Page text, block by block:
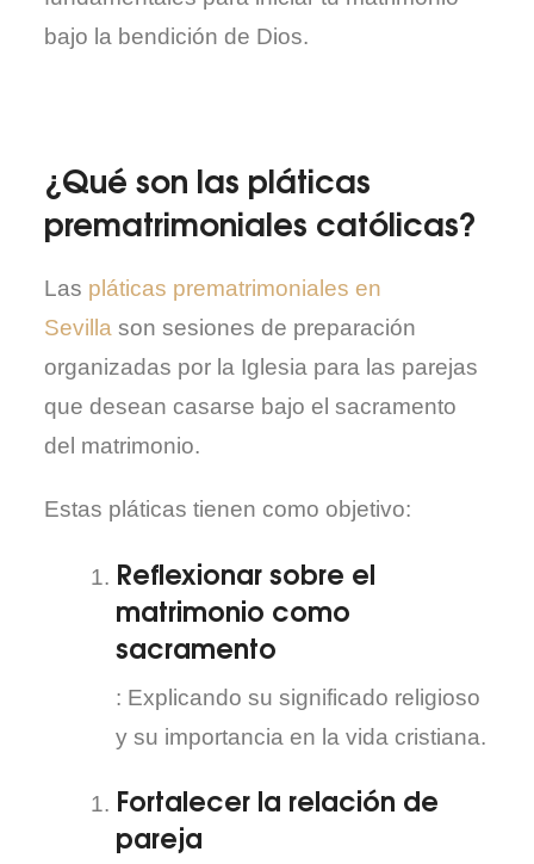
bajo la bendición de Dios.
¿Qué son las pláticas
prematrimoniales católicas?
Las pláticas prematrimoniales en
Sevilla son sesiones de preparación
organizadas por la Iglesia para las parejas
que desean casarse bajo el sacramento
del matrimonio.
Estas pláticas tienen como objetivo:
Reflexionar sobre el
matrimonio como
sacramento
: Explicando su significado religioso
y su importancia en la vida cristiana.
Fortalecer la relación de
pareja